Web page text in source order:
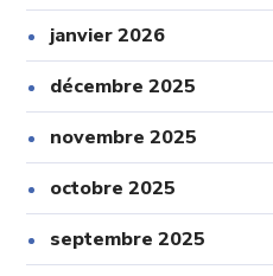
janvier 2026
décembre 2025
novembre 2025
octobre 2025
septembre 2025